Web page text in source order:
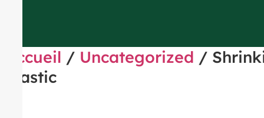
Accueil / Uncategorized /
Plastic